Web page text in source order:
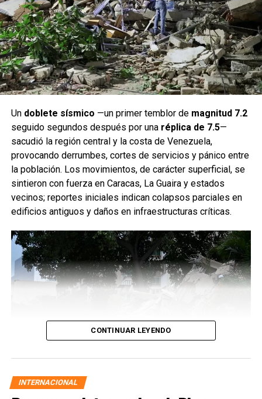
Un doblete sísmico —un primer temblor de magnitud 7.2
seguido segundos después por una réplica de 7.5—
sacudió la región central y la costa de Venezuela,
provocando derrumbes, cortes de servicios y pánico entre
la población. Los movimientos, de carácter superficial, se
sintieron con fuerza en Caracas, La Guaira y estados
vecinos; reportes iniciales indican colapsos parciales en
edificios antiguos y daños en infraestructuras críticas.
CONTINUAR LEYENDO
INTERNACIONAL